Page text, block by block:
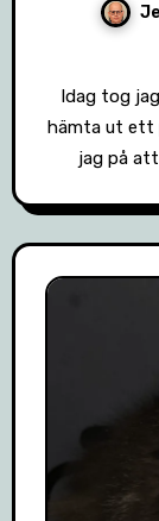
Idag tog jag en sväng själv till Fagersta. Jag skulle
hämta ut ett
jag på